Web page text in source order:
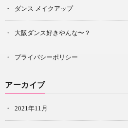
ダンス メイクアップ
大阪ダンス好きやんな〜？
プライバシーポリシー
アーカイブ
2021年11月